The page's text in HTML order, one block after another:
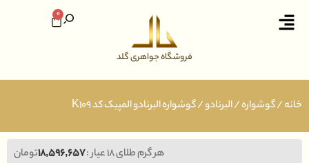
فروشگاه جواهری گلد
/البرنادو/ گوشواره البرنادو المپیک کد K109
تومان۱۸,۵۹۶,۶۵۷ هر گرم طلای ۱۸ عیار :